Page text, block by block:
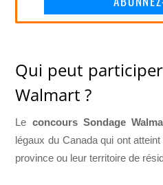
Qui peut
Walmart ?
Le concours Sondage
légaux du Canada qui ont
province ou leur territoire de